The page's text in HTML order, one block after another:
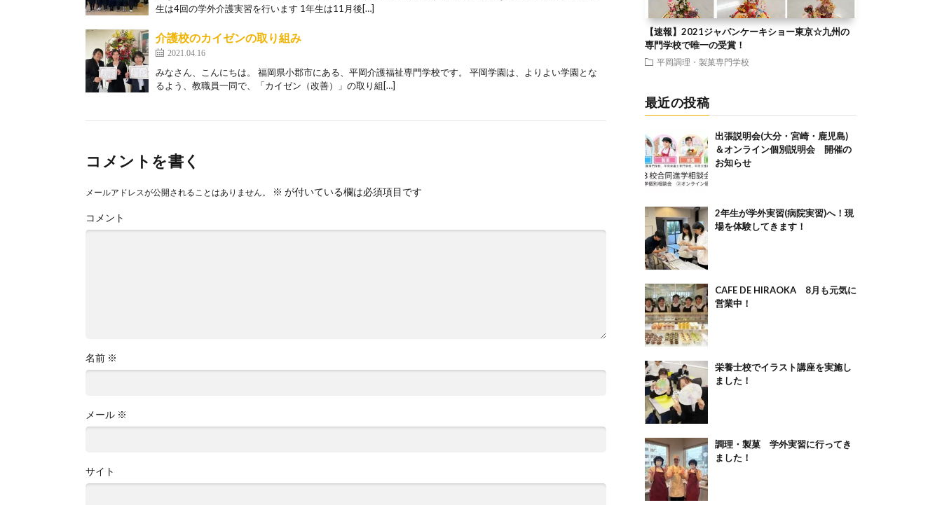
生は4回の学外介護実習を行います 1年生は11月後[…]
介護校のカイゼンの取り組み
2021.04.16
みなさん、こんにちは。 福岡県小郡市にある、平岡介護福祉専門学校です。 平岡学園は、よりよい学園とな
るよう、教職員一同で、「カイゼン（改善）」の取り組[…]
コメントを書く
メールアドレスが公開されることはありません。 ※ が付いている欄は必須項目です
コメント
名前 ※
メール ※
サイト
【速報】2021ジャパンケーキショー東京☆九州の
専門学校で唯一の受賞！
平岡調理・製菓専門学校
最近の投稿
出張説明会(大分・宮崎・鹿児島)
＆オンライン個別説明会 開催の
お知らせ
2年生が学外実習(病院実習)へ！現
場を体験してきます！
CAFE DE HIRAOKA 8月も元気に
営業中！
栄養士校でイラスト講座を実施し
ました！
調理・製菓 学外実習に行ってき
ました！